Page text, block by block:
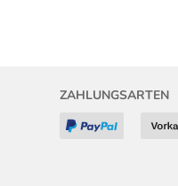
ZAHLUNGSARTEN